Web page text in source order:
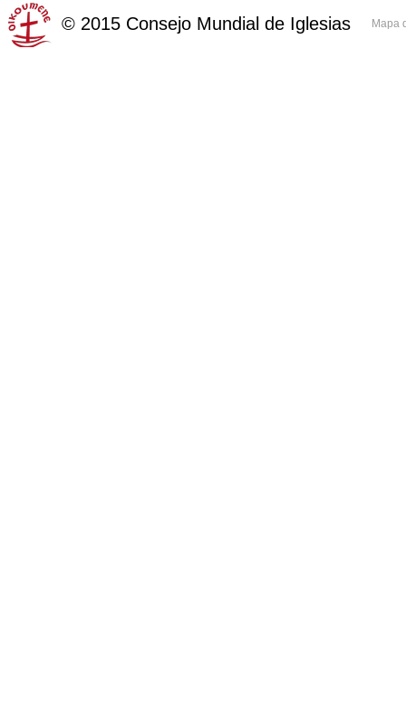
© 2015 Consejo Mundial de Iglesias Mapa